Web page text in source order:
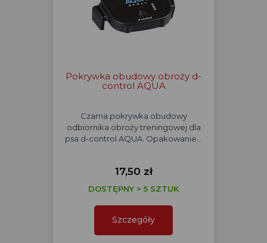
Pokrywka obudowy obroży d-
control AQUA
Czarna pokrywka obudowy
odbiornika obroży treningowej dla
psa d-control AQUA. Opakowanie…
17,50 zł
DOSTĘPNY > 5 SZTUK
Szczegóły